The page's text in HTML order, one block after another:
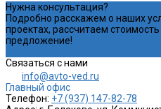
Нужна консультация?
Подробно расскажем о наших
проектах, рассчитаем
предложение!
Связаться с нами
info@avto-ved.ru
Главный офис
Телефон: +7 (937) 147-82-78